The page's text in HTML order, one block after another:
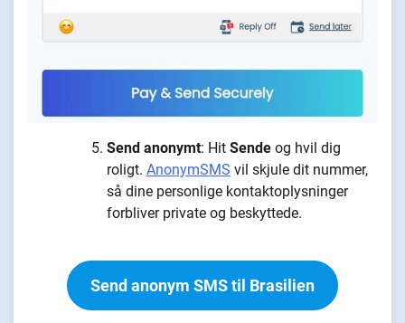
Send anonymt: Hit Sende og hvil dig
roligt. AnonymSMS vil skjule dit nummer,
så dine personlige kontaktoplysninger
forbliver private og beskyttede.
Send anonym SMS til Brasilien